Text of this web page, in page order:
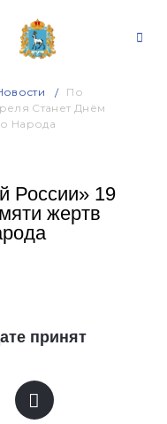
По
Станет Днём
Народа
России» 19
жертв
принят